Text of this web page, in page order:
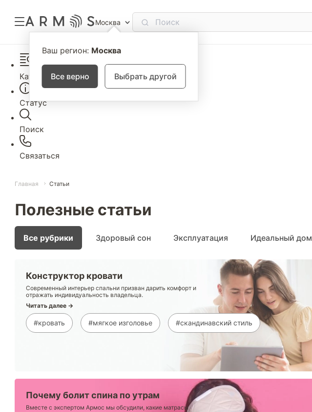
Москва
Ваш регион: Москва
Все верно Выбрать другой
Каталог
Статус
Поиск
Связаться
Главная Статьи
Полезные статьи
Все рубрики Здоровый сон Эксплуатация Идеальный дом
Конструктор кровати
Современный интерьер спальни призван дарить комфорт и
отражать индивидуальность владельца.
Читать далее →
#кровать #мягкое изголовье #скандинавский стиль
Почему болит спина по утрам
Вместе с экспертом Армос мы обсудили, какие матрасы